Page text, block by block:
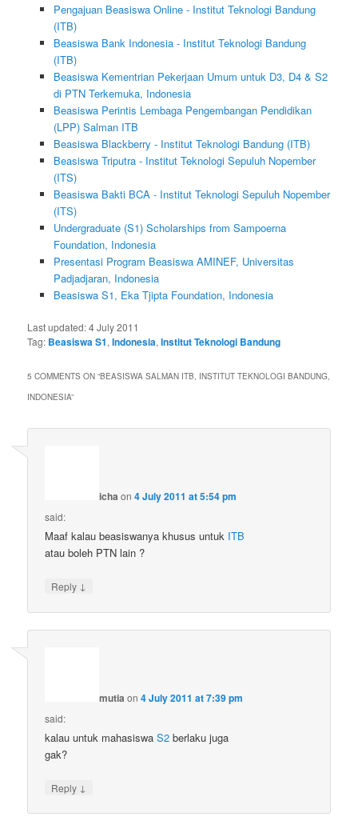
Pengajuan Beasiswa Online - Institut Teknologi Bandung
(ITB)
Beasiswa Bank Indonesia - Institut Teknologi Bandung
(ITB)
Beasiswa Kementrian Pekerjaan Umum untuk D3, D4 & S2
di PTN Terkemuka, Indonesia
Beasiswa Perintis Lembaga Pengembangan Pendidikan
(LPP) Salman ITB
Beasiswa Blackberry - Institut Teknologi Bandung (ITB)
Beasiswa Triputra - Institut Teknologi Sepuluh Nopember
(ITS)
Beasiswa Bakti BCA - Institut Teknologi Sepuluh Nopember
(ITS)
Undergraduate (S1) Scholarships from Sampoerna
Foundation, Indonesia
Presentasi Program Beasiswa AMINEF, Universitas
Padjadjaran, Indonesia
Beasiswa S1, Eka Tjipta Foundation, Indonesia
Last updated:4 July 2011
Tag: Beasiswa S1,Indonesia,Institut Teknologi Bandung
5 COMMENTS ON “BEASISWA SALMAN ITB, INSTITUT TEKNOLOGI BANDUNG,
INDONESIA”
icha on4 July 2011 at 5:54 pm
said:
Maaf kalau beasiswanya khusus untuk ITB
atau boleh PTN lain ?
Reply ↓
mutia on4 July 2011 at 7:39 pm
said:
kalau untuk mahasiswaS2 berlaku juga
gak?
Reply ↓